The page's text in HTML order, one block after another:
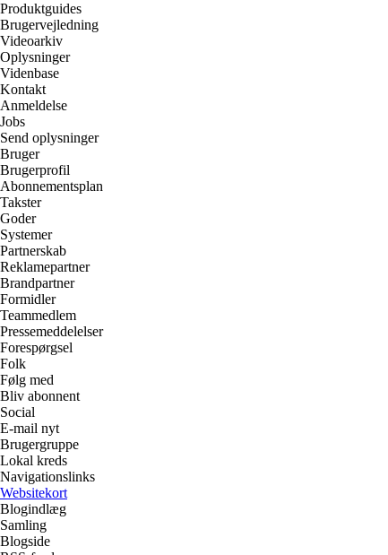
Produktguides
Brugervejledning
Videoarkiv
Oplysninger
Videnbase
Kontakt
Anmeldelse
Jobs
Send oplysninger
Bruger
Brugerprofil
Abonnementsplan
Takster
Goder
Systemer
Partnerskab
Reklamepartner
Brandpartner
Formidler
Teammedlem
Pressemeddelelser
Forespørgsel
Folk
Følg med
Bliv abonnent
Social
E-mail nyt
Brugergruppe
Lokal kreds
Navigationslinks
Websitekort
Blogindlæg
Samling
Blogside